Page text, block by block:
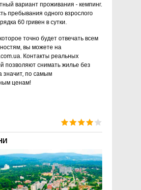
вариант проживания - кемпинг.
пребывания одного взрослого
60 гривен в сутки.
точно будет отвечать всем
вы можете на
Контакты реальных
позволяют снимать жилье без
значит, по самым
ценам!